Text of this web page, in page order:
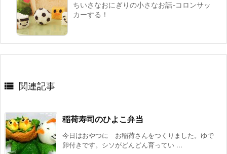
ちいさなおにぎりの小さなお話-コロンサッ
カーする！
 関連記事
稲荷寿司のひよこ弁当
今日はおやつに お稲荷さんをつくりました。ゆで
卵付きです。シソがどんどん育ってい ...